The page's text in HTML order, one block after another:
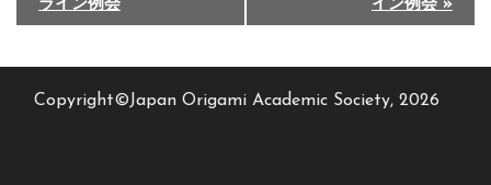
ベ
ト
ライン例会
イン例会 »
Copyright©Japan Origami Academic Society, 2026